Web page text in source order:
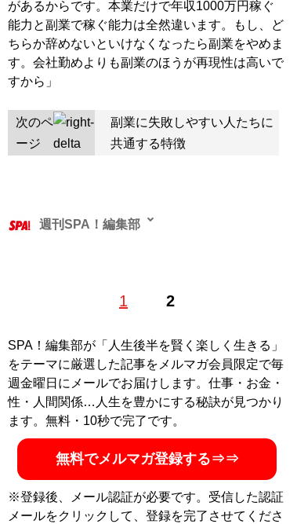
があるからです。本業だけで年収1000万円稼ぐ
能力と副業で稼ぐ能力は全然違います。もし、ど
ちらか辞めないといけなくなったら副業をやめま
す。会社勤めよりも副業のほうが再現性は高いで
すから」
次のペ
ージ
副業に失敗しやすい人たちに
共通する特徴
1 2
週刊SPA！編集部
SPA！編集部が「人生後半を賢く楽しく生きる」
をテーマに厳選した記事をメルマガ会員限定で毎
週金曜日にメールでお届けします。仕事・お金・
性・人間関係…人生を豊かにする秘訣が見つかり
ます。無料・10秒で完了です。
無料でメルマガ登録する⇒⇒
※登録後、メール認証が必要です。受信した認証
メールをクリックして、登録を完了させてくださ